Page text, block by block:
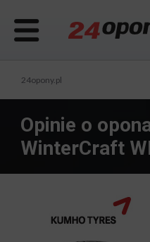
24opony.pl
Opinie o
WinterCraft